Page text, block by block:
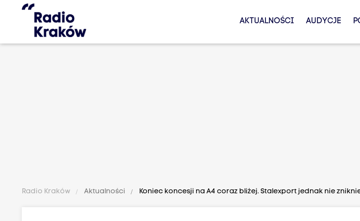
AKTUALNOŚCI AUDYCJE
Radio Kraków Aktualności Koniec koncesji na A4 coraz bliżej. Stalexport jednak nie